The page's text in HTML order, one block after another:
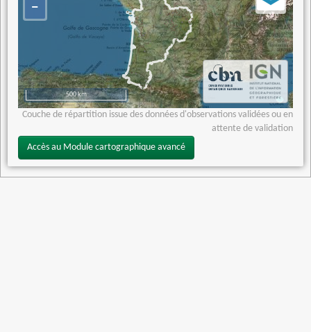
−
500 km
Couche de répartition issue des données d'observations validées ou en
attente de validation
Accès au Module cartographique avancé